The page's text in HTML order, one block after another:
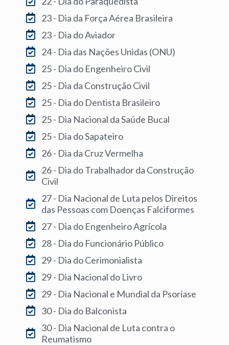
23 - Dia da Força Aérea Brasileira
23 - Dia do Aviador
24 - Dia das Nações Unidas (ONU)
25 - Dia do Engenheiro Civil
25 - Dia da Construção Civil
25 - Dia do Dentista Brasileiro
25 - Dia Nacional da Saúde Bucal
25 - Dia do Sapateiro
26 - Dia da Cruz Vermelha
26 - Dia do Trabalhador da Construção
Civil
27 - Dia Nacional de Luta pelos Direitos
das Pessoas com Doenças Falciformes
27 - Dia do Engenheiro Agrícola
28 - Dia do Funcionário Público
29 - Dia do Cerimonialista
29 - Dia Nacional do Livro
29 - Dia Nacional e Mundial da Psoríase
30 - Dia do Balconista
30 - Dia Nacional de Luta contra o
Reumatismo